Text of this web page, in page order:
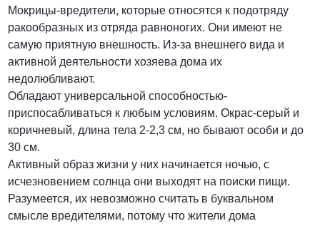
Договорная
ПОЗВОНИТЬ
от 1500 Руб.
Мокрицы-вредители, которые относятся к подотряду
ракообразных из отряда равноногих. Они имеют не
самую приятную внешность. Из-за внешнего вида и
активной деятельности хозяева дома их
недолюбливают.
Обладают универсальной способностью-
приспосабливаться к любым условиям. Окрас-серый и
коричневый, длина тела 2-2,3 см, но бывают особи и до
30 см.
Активный образ жизни у них начинается ночью, с
исчезновением солнца они выходят на поиски пищи.
Разумеется, их невозможно считать в буквальном
смысле вредителями, потому что жители дома